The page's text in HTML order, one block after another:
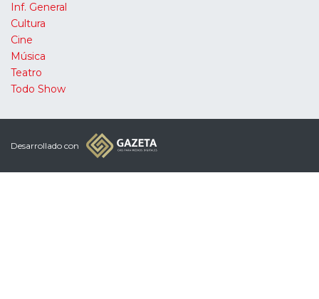
Inf. General
Cultura
Cine
Música
Teatro
Todo Show
Desarrollado con